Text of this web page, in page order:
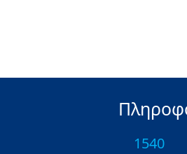
1540